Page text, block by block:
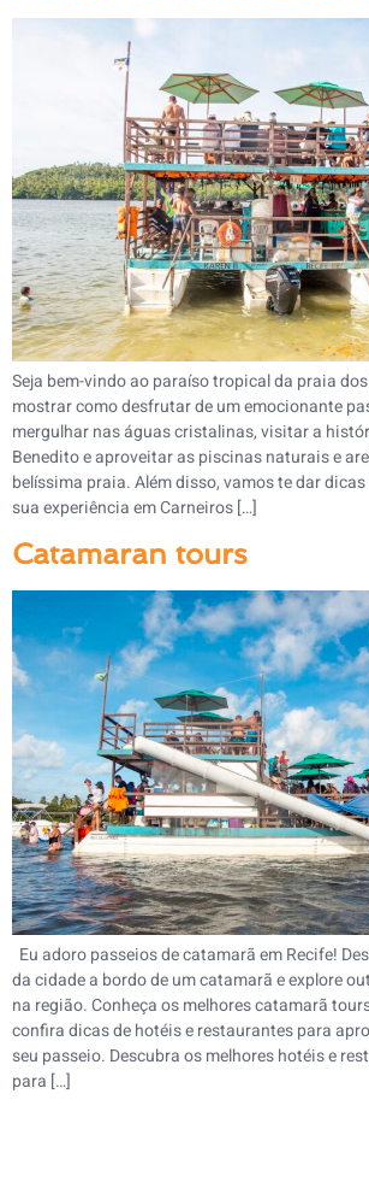
Seja bem-vindo ao paraíso tropical da praia
mostrar como desfrutar de um emocionante
mergulhar nas águas cristalinas, visitar a
Benedito e aproveitar as piscinas naturais e
belíssima praia. Além disso, vamos te dar
sua experiência em Carneiros […]
Catamaran tours
Eu adoro passeios de catamarã em Recife!
da cidade a bordo de um catamarã e explore
na região. Conheça os melhores catamarã
confira dicas de hotéis e restaurantes para
seu passeio. Descubra os melhores hotéis e
para […]